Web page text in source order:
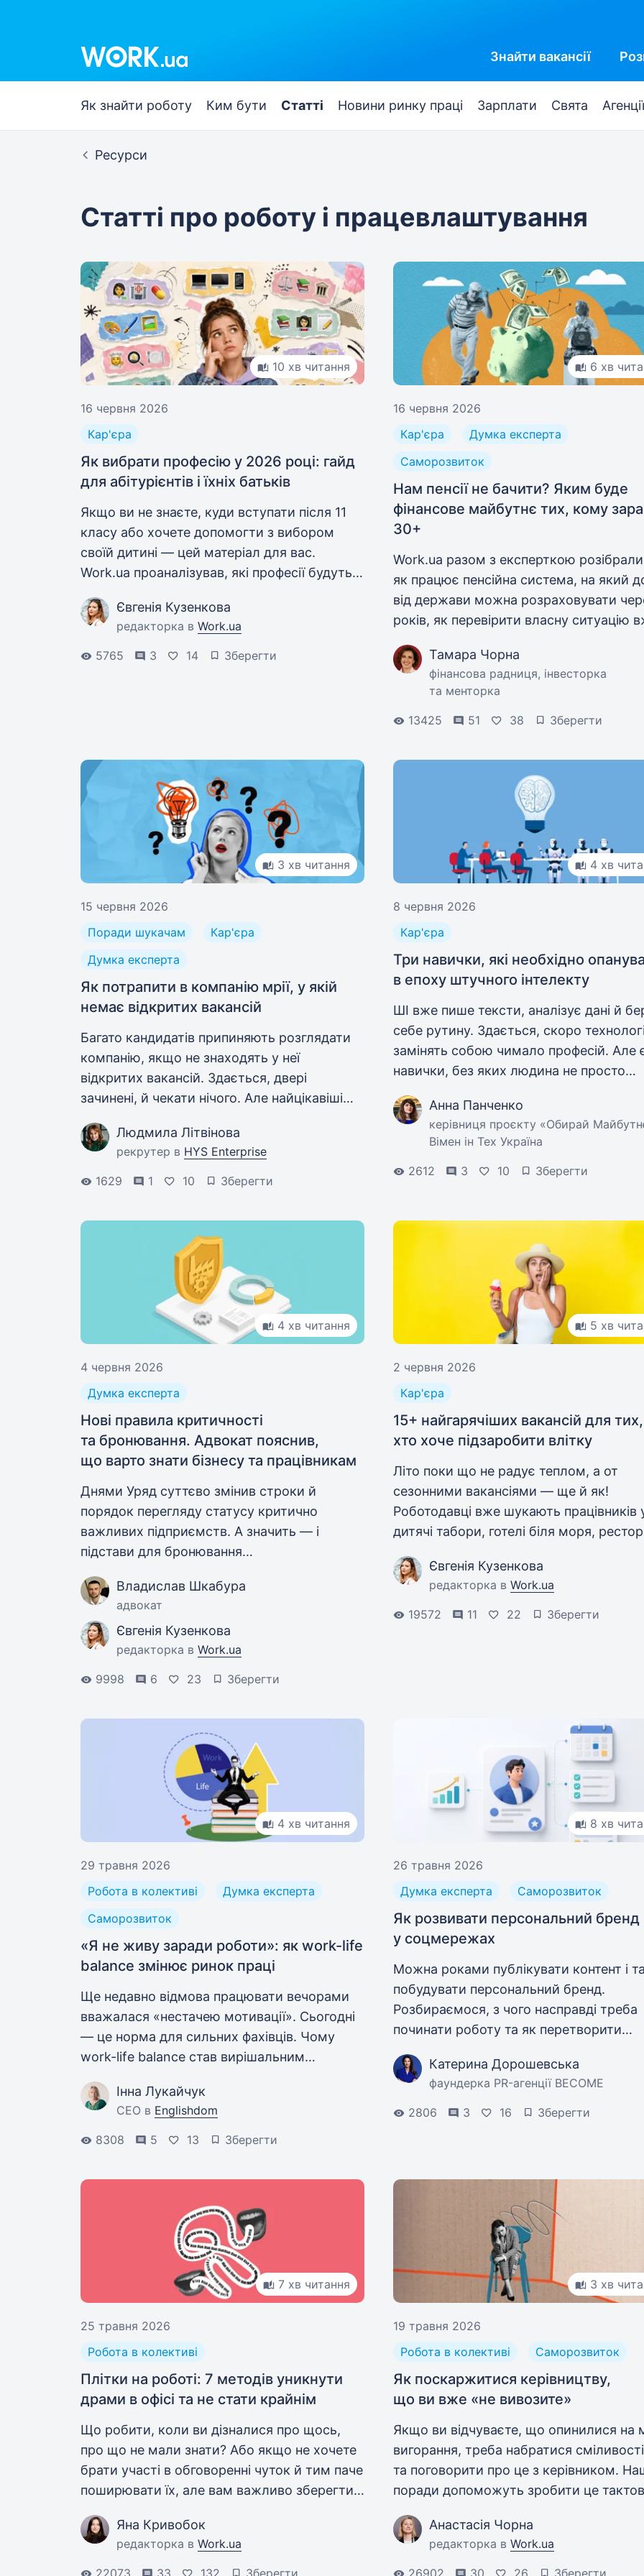
Знайти вакансії
Як знайти роботу Ким бути Статті Новини ринку праці Зарплати Свята Агенції
Ресурси
Статті про роботу і працевлаштування
10 хв читання
16 червня 2026
Кар'єра
Як вибрати професію у 2026 році: гайд
для абітурієнтів і їхніх батьків
Якщо ви не знаєте, куди вступати після 11
класу або хочете допомогти з вибором
своїй дитині — цей матеріал для вас.
Work.ua проаналізував, які професії будуть
спиратися при виборі закладу освіти.
Євгенія Кузенкова
редакторка в Work.ua
5765 3 14 Зберегти
6 хв
16 червня 2026
Кар'єра
Думка експерта
Саморозвиток
Нам пенсії не бачити? Яким буде
фінансове майбутнє тих, кому
30+
Work.ua разом з експерткою
як працює пенсійна система, на який
від держави можна розраховувати
років, як перевірити власну ситуацію
підготувати фінансову подушку на
майбутнє.
Тамара Чорна
фінансова радниця, інвесторка
та менторка
13425 51 38 Зберегти
3 хв читання
15 червня 2026
Поради шукачам
Кар'єра
Думка експерта
Як потрапити в компанію мрії, у якій
немає відкритих вакансій
Багато кандидатів припиняють розглядати
компанію, якщо не знаходять у неї
відкритих вакансій. Здається, двері
зачинені, й чекати нічого. Але найцікавіші
як про них оголошують публічно.
Людмила Літвінова
рекрутер в HYS Enterprise
1629 1 10 Зберегти
4 хв
8 червня 2026
Кар'єра
Три навички, які необхідно
в епоху штучного інтелекту
ШІ вже пише тексти, аналізує дані й
себе рутину. Здається, скоро
замінять собою чимало професій. Але
навички, без яких людина не просто
Анна Панченко
керівниця проєкту «Обирай
Вімен ін Тех Україна
2612 3 10 Зберегти
4 хв читання
4 червня 2026
Думка експерта
Нові правила критичності
та бронювання. Адвокат пояснив,
що варто знати бізнесу та працівникам
Днями Уряд суттєво змінив строки й
порядок перегляду статусу критично
важливих підприємств. А значить — і
підстави для бронювання
до адвоката, щоб розібратися у всіх
підводних каменях цих змін.
Владислав Шкабура
адвокат
Євгенія Кузенкова
редакторка в Work.ua
9998 6 23 Зберегти
5 хв
2 червня 2026
Кар'єра
15+ найгарячіших вакансій для тих,
хто хоче підзаробити влітку
Літо поки що не радує теплом, а от
сезонними вакансіями — ще й як!
Роботодавці вже шукають працівників
дитячі табори, готелі біля моря,
бенефітів: безкоштовне проживання та
харчування.
Євгенія Кузенкова
редакторка в Work.ua
19572 11 22 Зберегти
4 хв читання
29 травня 2026
Робота в колективі
Думка експерта
Саморозвиток
«Я не живу заради роботи»: як work-life
balance змінює ринок праці
Ще недавно відмова працювати вечорами
вважалася «нестачею мотивації». Сьогодні
— це норма для сильних фахівців. Чому
work-life balance став вирішальним
Englishdom розповіли читачам Work.ua.
Інна Лукайчук
CEO в Englishdom
8308 5 13 Зберегти
8 хв
26 травня 2026
Думка експерта
Саморозвиток
Як розвивати персональний бренд
у соцмережах
Можна роками публікувати контент і
побудувати персональний бренд.
Розбираємося, з чого насправді треба
починати роботу та як перетворити
Катерина Дорошевська
фаундерка PR-агенції BECOME
2806 3 16 Зберегти
7 хв читання
25 травня 2026
Робота в колективі
Плітки на роботі: 7 методів уникнути
драми в офісі та не стати крайнім
Що робити, коли ви дізналися про щось,
про що не мали знати? Або якщо не хочете
брати участі в обговоренні чуток й тим паче
поширювати їх, але вам важливо зберегти
Яна Кривобок
редакторка в Work.ua
22073 33 132 Зберегти
3 хв
19 травня 2026
Робота в колективі
Саморозвиток
Як поскаржитися керівництву,
що ви вже «не вивозите»
Якщо ви відчуваєте, що опинилися на
вигорання, треба набратися сміливості
та поговорити про це з керівником.
поради допоможуть зробити це
Анастасія Чорна
редакторка в Work.ua
26902 30 26 Зберегти